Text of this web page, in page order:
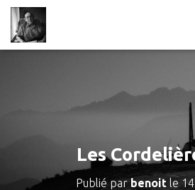
Les
Publié par benoit le